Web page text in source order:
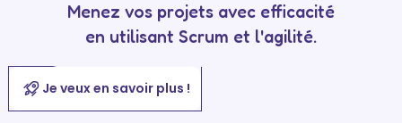
Menez vos projets avec efficacité
en utilisant Scrum et l'agilité.
Je veux en savoir plus !